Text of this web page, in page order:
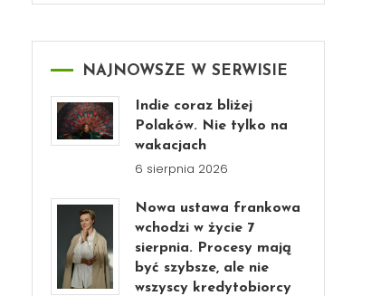
NAJNOWSZE W SERWISIE
Indie coraz bliżej
Polaków. Nie tylko na
wakacjach
6 sierpnia 2026
Nowa ustawa frankowa
wchodzi w życie 7
sierpnia. Procesy mają
być szybsze, ale nie
wszyscy kredytobiorcy